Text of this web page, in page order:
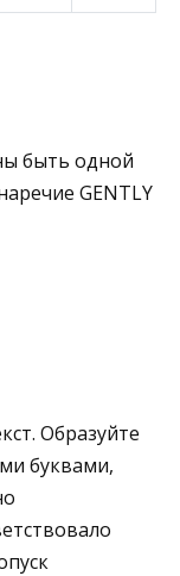
быть одной
GENTLY
Образуйте
буквами,